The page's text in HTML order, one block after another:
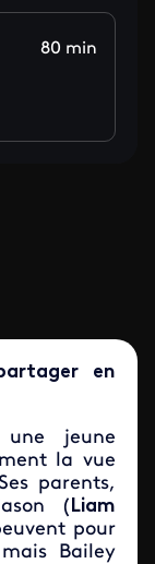
80 min
en
jeune
la vue
parents,
(Liam
pour
Bailey